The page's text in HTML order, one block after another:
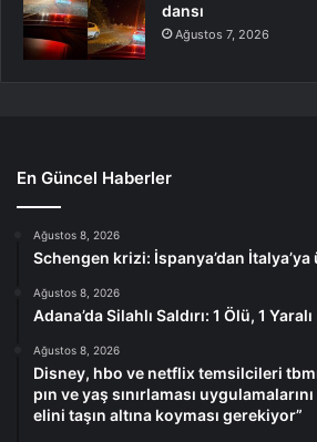
dansı
Ağustos 7, 2026
En Güncel Haberler
Ağustos 8, 2026
Schengen krizi: İspanya’dan
Ağustos 8, 2026
Adana’da Silahlı Saldırı: 1 Ölü, 1 Yaralı
Ağustos 8, 2026
Disney, hbo ve netflix temsilcileri
pın ve yaş sınırlaması
elini taşın altına koyması gerekiyor”